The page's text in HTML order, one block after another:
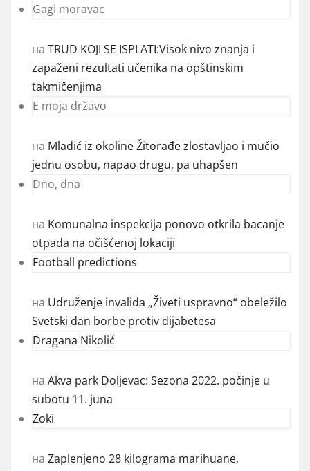
Gagi moravac
на TRUD KOJI SE ISPLATI:Visok nivo znanja i
zapaženi rezultati učenika na opštinskim
takmičenjima
E moja državo
на Mladić iz okoline Žitorađe zlostavljao i mučio
jednu osobu, napao drugu, pa uhapšen
Dno, dna
на Komunalna inspekcija ponovo otkrila bacanje
otpada na očišćenoj lokaciji
Football predictions
на Udruženje invalida „Živeti uspravno“ obeležilo
Svetski dan borbe protiv dijabetesa
Dragana Nikolić
на Akva park Doljevac: Sezona 2022. počinje u
subotu 11. juna
Zoki
на Zaplenjeno 28 kilograma marihuane,